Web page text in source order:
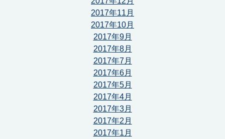
2017年11月
2017年10月
2017年9月
2017年8月
2017年7月
2017年6月
2017年5月
2017年4月
2017年3月
2017年2月
2017年1月